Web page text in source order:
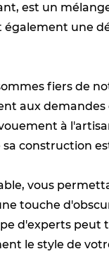
est un
une
fiers de
aux demandes
à
construction
vous
touche
d'experts peut
le style de